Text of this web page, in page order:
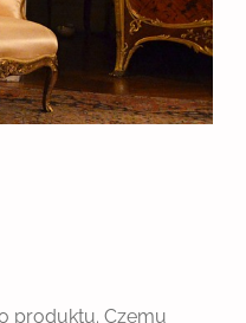
produktu. Czemu